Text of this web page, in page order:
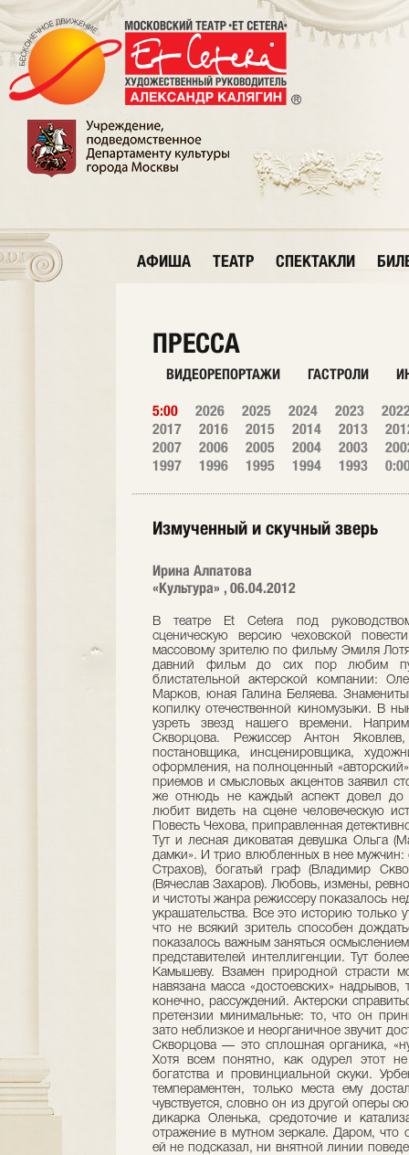
АФИША ТЕАТР СПЕКТАКЛИ
ПРЕССА
ВИДЕОРЕПОРТАЖИ ГАСТРОЛИ
5:00 2026 2025 2024 2023
2017
2016 2015 2014 2013
2007
2006 2005 2004 2003
1997
1996 1995 1994 1993
Измученный и скучный зверь
Ирина Алпатова
«Культура» , 06.04.2012
В театре Et Cetera под
сценическую версию чеховской
массовому зрителю по фильму Эмиля
давний фильм до сих пор любим
блистательной актерской компании:
Марков, юная Галина Беляева.
копилку отечественной киномузыки. В
узреть звезд нашего времени.
Скворцова. Режиссер Антон Яковлев,
постановщика, инсценировщика,
оформления, на полноценный
приемов и смысловых акцентов заявил
же отнюдь не каждый аспект довел до
любит видеть на сцене человеческую
Повесть Чехова, приправленная
Тут и лесная диковатая девушка Ольга
дамки». И трио влюбленных в нее
Страхов), богатый граф (Владимир
(Вячеслав Захаров). Любовь, измены,
и чистоты жанра режиссеру показалось
украшательства. Все это историю только
что не всякий зритель способен
показалось важным заняться
представителей интеллигенции. Тут
Камышеву. Взамен природной страсти
навязана масса «достоевских»
конечно, рассуждений. Актерски
претензии минимальные: то, что он
зато неблизкое и неорганичное звучит
Скворцова — это сплошная органика,
Хотя всем понятно, как одурел этот
богатства и провинциальной скуки.
темпераментен, только места ему
чувствуется, словно он из другой оперы
дикарка Оленька, средоточие и
отражение в мутном зеркале. Даром, что
ей не подсказал, ни внятной линии